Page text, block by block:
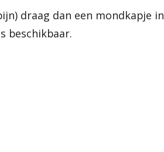
draag dan een mondkapje in
beschikbaar.